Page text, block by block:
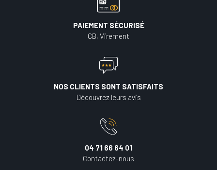
PAIEMENT SÉCURISÉ
CB, Virement
NOS CLIENTS SONT SATISFAITS
Découvrez leurs avis
04 71 66 64 01
Contactez-nous